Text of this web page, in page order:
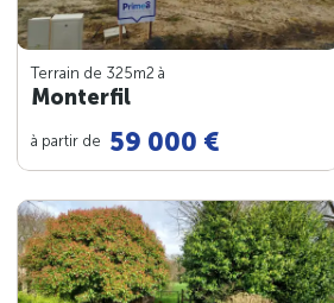
Terrain de 325m2 à
Monterfil
à partir de 59 000 €